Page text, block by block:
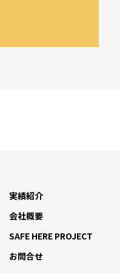
実績紹介
会社概要
SAFE HERE PROJECT
お問合せ